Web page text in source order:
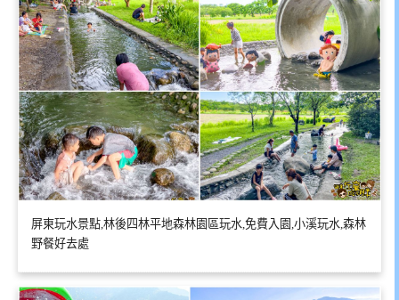
屏東玩水景點,林後四林平地森林園區玩水,免費入園,小溪玩水,森林
野餐好去處